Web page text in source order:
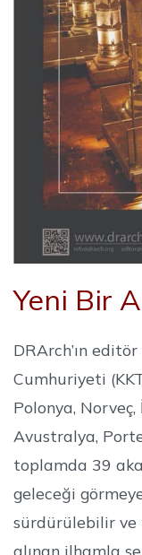
Yeni Bir
DRArch’ın
Cumhuriyeti
Polonya,
Avustralya,
toplamda 39
geleceği
sürdürülebilir ve
alınan ilhamla